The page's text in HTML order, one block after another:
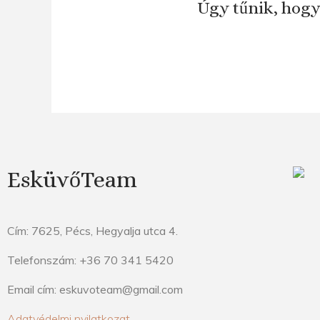
Úgy tűnik,
EsküvőTeam
Cím: 7625, Pécs, Hegyalja utca 4.
Telefonszám: +36 70 341 5420
Email cím: eskuvoteam@gmail.com